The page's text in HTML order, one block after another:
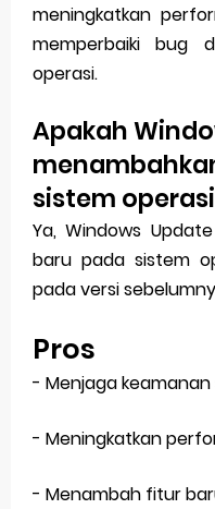
meningkatkan
memperbaiki bug
operasi.
Apakah
sistem
Ya, Windows
baru pada sistem
pada versi
Pros
- Menjaga
- Meningkatkan
- Menambah fitur